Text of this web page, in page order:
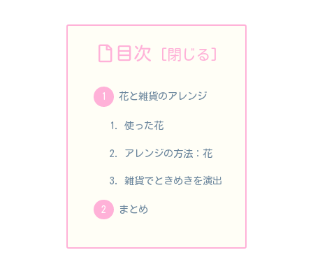
目次
花と雑貨のアレンジ
使った花
アレンジの方法：花
雑貨でときめきを演出
まとめ